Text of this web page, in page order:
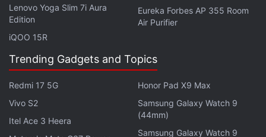
Lenovo Yoga Slim 7i Aura
Edition
iQOO 15R
Eureka Forbes AP 355 Room
Air Purifier
Trending Gadgets and Topics
Redmi 17 5G
Vivo S2
Itel Ace 3 Heera
Honor Pad X9 Max
Samsung Galaxy Watch 9
(44mm)
Samsung Galaxy Watch 9